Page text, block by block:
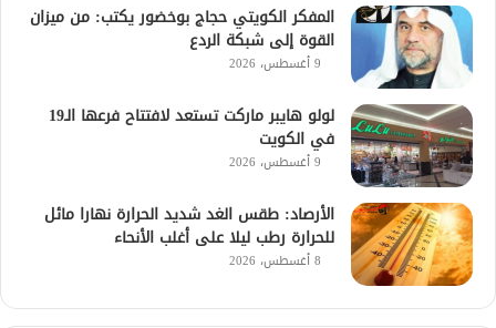
المفكر الكويتي حجاج بوخضور يكتب: من ميزان
القوة إلى شبكة الردع
9 أغسطس، 2026
لولو هايبر ماركت تستعد لافتتاح فرعها الـ19
في الكويت
9 أغسطس، 2026
الأرصاد: طقس الغد شديد الحرارة نهارا مائل
للحرارة رطب ليلا على أغلب الأنحاء
8 أغسطس، 2026